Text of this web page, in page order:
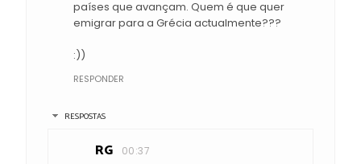
países que avançam. Quem é que quer
emigrar para a Grécia actualmente???
:))
RESPONDER
RESPOSTAS
RG 00:37